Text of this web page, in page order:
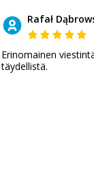
Rafał
Erinomainen
täydellistä.